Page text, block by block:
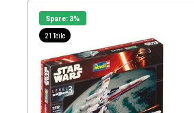
Spare: 3%
21 Teile